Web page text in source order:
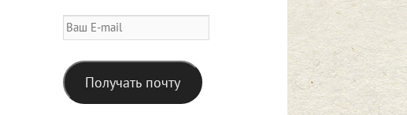
Ваш
E-
mail
Получать почту